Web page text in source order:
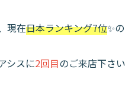
現在日本ランキング7位✨の
シスに2回目のご来店下さい